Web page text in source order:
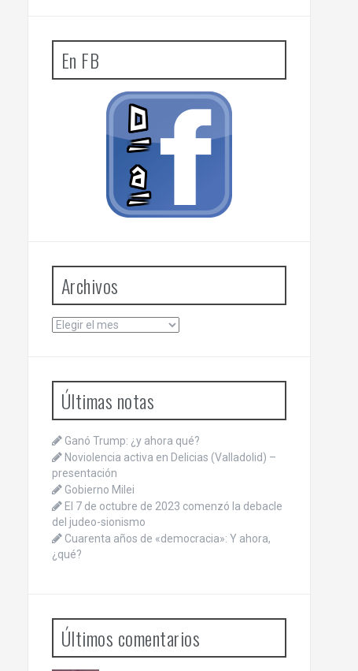
En FB
Archivos
Archivos
Últimas notas
Ganó Trump: ¿y ahora qué?
Noviolencia activa en Delicias (Valladolid) –
presentación
Gobierno Milei
El 7 de octubre de 2023 comenzó la debacle
del judeo-sionismo
Cuarenta años de «democracia»: Y ahora,
¿qué?
Últimos comentarios